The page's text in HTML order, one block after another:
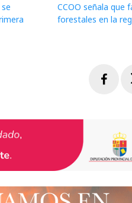
CCOO señala que
forestales en la